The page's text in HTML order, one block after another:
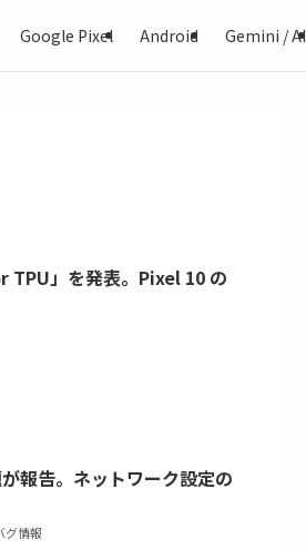
Google Pixel Android Gemini / AI
」を発表。Pixel 10 の
報告。ネットワーク設定の
グ情報